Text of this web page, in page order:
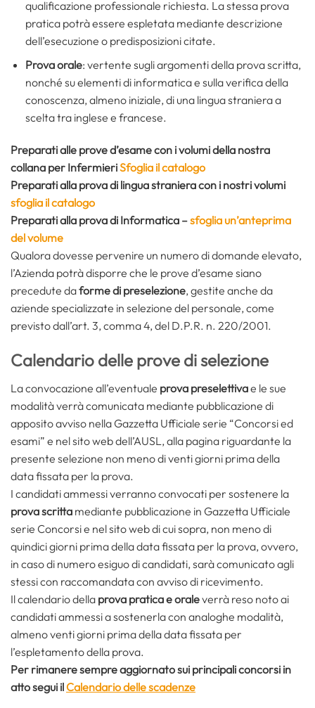
qualificazione professionale richiesta. La stessa prova
pratica potrà essere espletata mediante descrizione
dell’esecuzione o predisposizioni citate.
Prova orale: vertente sugli argomenti della prova scritta,
nonché su elementi di informatica e sulla verifica della
conoscenza, almeno iniziale, di una lingua straniera a
scelta tra inglese e francese.
Preparati alle prove d’esame con i volumi della nostra
collana per InfermieriSfoglia il catalogo
Preparati alla prova di lingua stranieracon i nostri volumi
sfoglia il catalogo
Preparati alla prova di Informatica –sfoglia un’anteprima
del volume
Qualora dovesse pervenire un numero di domande elevato,
l’Azienda potrà disporre che le prove d’esame siano
precedute daforme di preselezione, gestite anche da
aziende specializzate in selezione del personale, come
previsto dall’art. 3, comma 4, del D.P.R. n. 220/2001.
Calendario delle prove di selezione
La convocazione all’eventuale prova preselettivae le sue
modalità verrà comunicata mediante pubblicazione di
apposito avviso nella Gazzetta Ufficiale serie “Concorsi ed
esami” e nel sito web dell’AUSL, alla pagina riguardante la
presente selezione non meno di venti giorni prima della
data fissata per la prova.
I candidati ammessi verranno convocati per sostenere la
prova scritta mediante pubblicazione in Gazzetta Ufficiale
serie Concorsi e nel sito web di cui sopra, non meno di
quindici giorni prima della data fissata per la prova, ovvero,
in caso di numero esiguo di candidati, sarà comunicato agli
stessi con raccomandata con avviso di ricevimento.
Il calendario della prova pratica e oraleverrà reso noto ai
candidati ammessi a sostenerla con analoghe modalità,
almeno venti giorni prima della data fissata per
l’espletamento della prova.
Per rimanere sempre aggiornato sui principali concorsi in
atto segui ilCalendario delle scadenze